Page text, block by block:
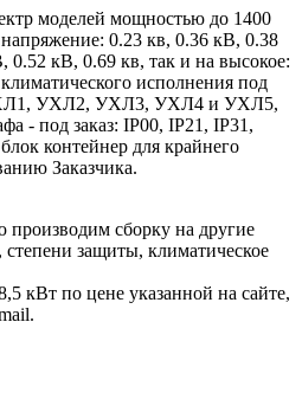
моделей мощностью до 1400
0.23 кв, 0.36 кВ, 0.38
кВ, 0.69 кв, так и на высокое:
исполнения под
УХЛ2, УХЛ3, УХЛ4 и УХЛ5,
- под заказ: IP00, IP21, IP31,
контейнер для крайнего
Заказчика.
сборку на другие
защиты, климатическое
кВт по цене указанной на сайте,